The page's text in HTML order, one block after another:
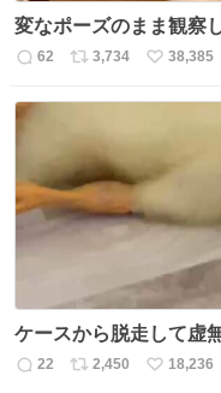
変なポーズのまま観察
返
数
62
リ
数
3,734
い
38,385
ケースから脱走して虚
返
22
リ
2,450
い
18,236